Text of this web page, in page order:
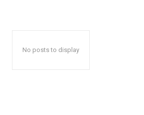
No posts to display